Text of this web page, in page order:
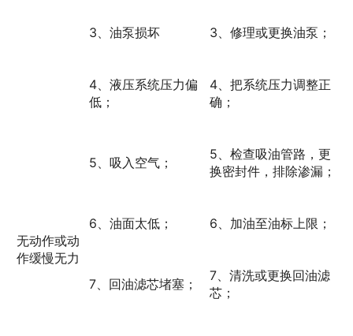
无动作或动
作缓慢无力
3、油泵损坏 3、修理或更换油泵；
4、液压系统压力偏
低；
4、把系统压力调整正
确；
5、吸入空气；
5、检查吸油管路，更
换密封件，排除渗漏；
6、油面太低； 6、加油至油标上限；
7、回油滤芯堵塞；
7、清洗或更换回油滤
芯；